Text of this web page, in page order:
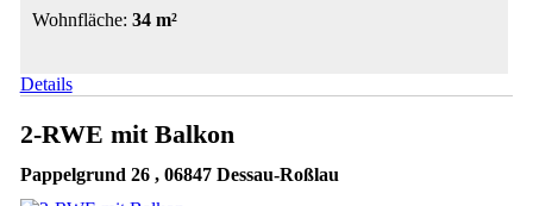
Wohnfläche: 34 m²
Details
2-RWE mit Balkon
Pappelgrund 26 , 06847 Dessau-Roßlau